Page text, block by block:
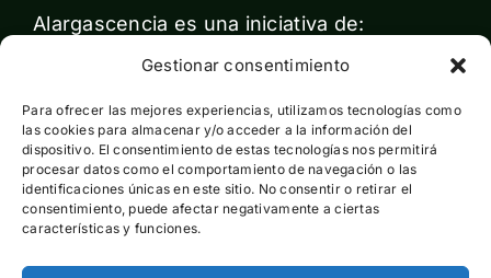
Gestionar consentimiento
Para ofrecer las mejores experiencias, utilizamos tecnologías como
las cookies para almacenar y/o acceder a la información del
dispositivo. El consentimiento de estas tecnologías nos permitirá
procesar datos como el comportamiento de navegación o las
identificaciones únicas en este sitio. No consentir o retirar el
consentimiento, puede afectar negativamente a ciertas
características y funciones.
Alargascencia es una iniciativa de:
Con el apoyo de: